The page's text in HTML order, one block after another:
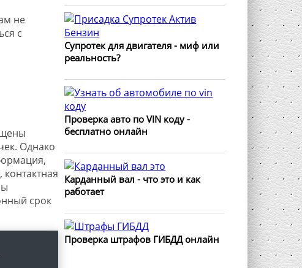
не
с
Однако
срок
Супротек для двигателя - миф или
реальность?
Проверка авто по VIN коду -
бесплатно онлайн
Карданный вал - что это и как
работает
Проверка штрафов ГИБДД онлайн